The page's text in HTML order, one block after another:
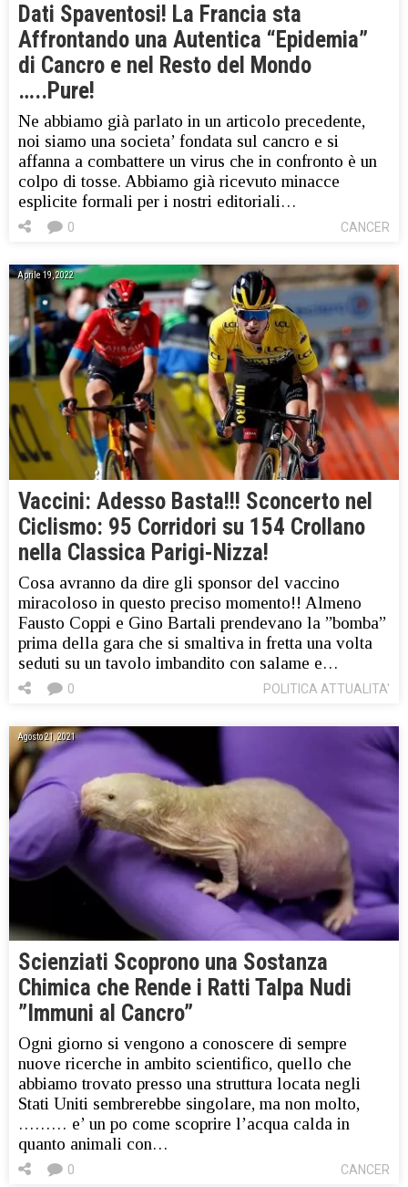
Dati Spaventosi! La Francia sta
Affrontando una Autentica “Epidemia”
di Cancro e nel Resto del Mondo
…..Pure!
Ne abbiamo già parlato in un articolo precedente,
noi siamo una societa’ fondata sul cancro e si
affanna a combattere un virus che in confronto è un
colpo di tosse. Abbiamo già ricevuto minacce
esplicite formali per i nostri editoriali…
CANCER
0
Aprile 19, 2022
Vaccini: Adesso Basta!!! Sconcerto nel
Ciclismo: 95 Corridori su 154 Crollano
nella Classica Parigi-Nizza!
Cosa avranno da dire gli sponsor del vaccino
miracoloso in questo preciso momento!! Almeno
Fausto Coppi e Gino Bartali prendevano la ”bomba”
prima della gara che si smaltiva in fretta una volta
seduti su un tavolo imbandito con salame e…
POLITICA ATTUALITA'
0
Agosto 21, 2021
Scienziati Scoprono una Sostanza
Chimica che Rende i Ratti Talpa Nudi
”Immuni al Cancro”
Ogni giorno si vengono a conoscere di sempre
nuove ricerche in ambito scientifico, quello che
abbiamo trovato presso una struttura locata negli
Stati Uniti sembrerebbe singolare, ma non molto,
……… e’ un po come scoprire l’acqua calda in
quanto animali con…
CANCER
0